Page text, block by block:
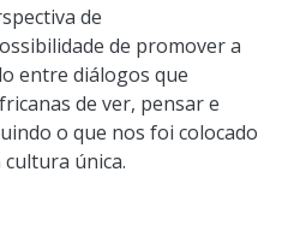
de
de promover a
entre diálogos que
de ver, pensar e
o que nos foi colocado
única.